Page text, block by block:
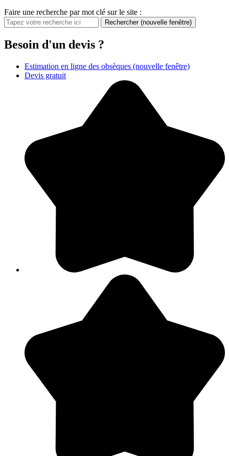
Faire une recherche par mot clé sur le site :
Rechercher (nouvelle fenêtre)
Besoin d'un devis ?
Estimation en ligne des obsèques (nouvelle fenêtre)
Devis gratuit